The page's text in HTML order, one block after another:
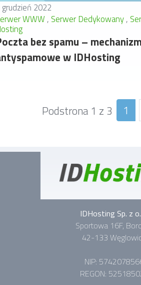
2022
WWW Serwer Dedykowany
bez spamu –
w IDHosting
Podstrona 1 z 3 1
IDHosting Sp. z
Sportowa 16F,
42-133
NIP:
REGON: